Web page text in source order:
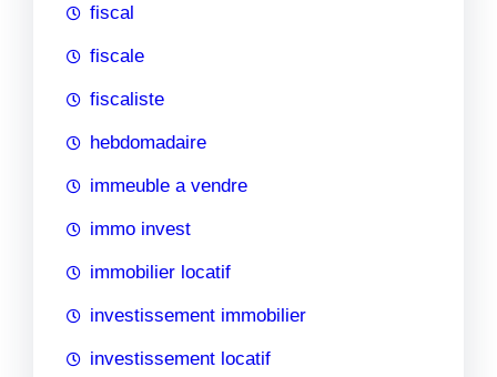
fiscal
fiscale
fiscaliste
hebdomadaire
immeuble a vendre
immo invest
immobilier locatif
investissement immobilier
investissement locatif